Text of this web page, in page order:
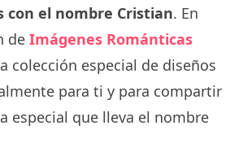
con el nombre Cristian. En
de Imágenes Románticas
colección especial de diseños
para ti y para compartir
especial que lleva el nombre